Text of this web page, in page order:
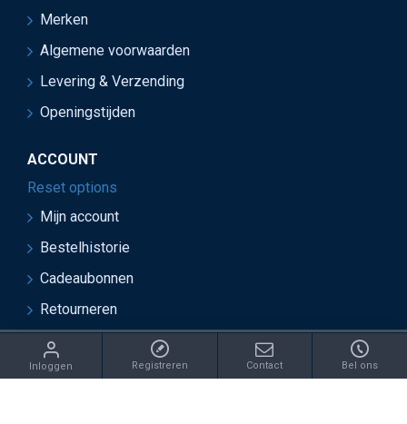
Merken
Algemene voorwaarden
Levering & Verzending
Openingstijden
ACCOUNT
Reset options
Mijn account
Bestelhistorie
Cadeaubonnen
Retourneren
2021 Juwelier van Soest - Ontwikkeld door OnlineBouwers
Inloggen Registreren Contact Bel ons